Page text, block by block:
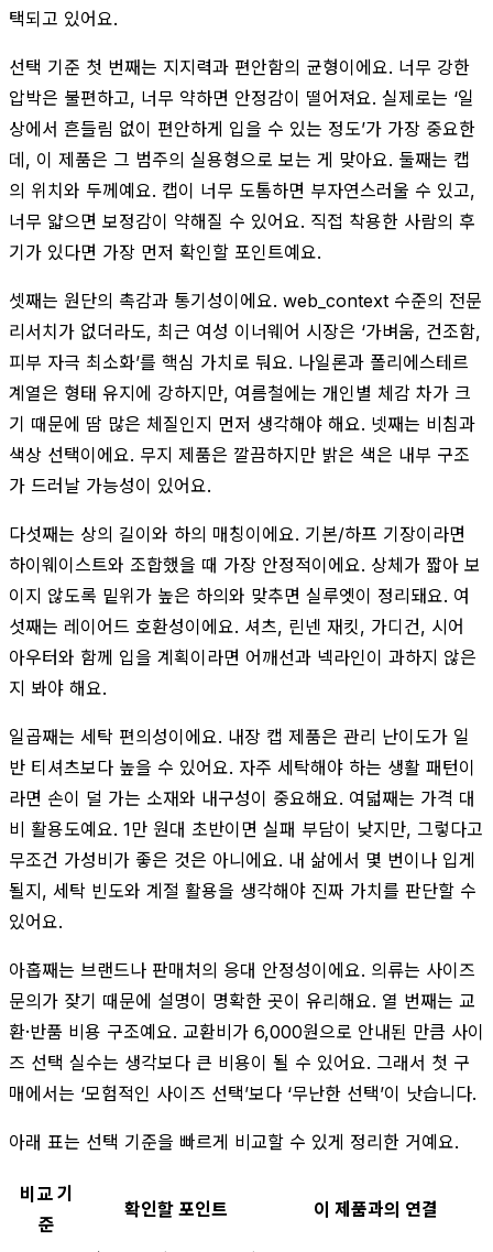
택되고 있어요.
선택 기준 첫 번째는 지지력과 편안함의 균형이에요. 너무 강한
압박은 불편하고, 너무 약하면 안정감이 떨어져요. 실제로는 ‘일
상에서 흔들림 없이 편안하게 입을 수 있는 정도’가 가장 중요한
데, 이 제품은 그 범주의 실용형으로 보는 게 맞아요. 둘째는 캡
의 위치와 두께예요. 캡이 너무 도톰하면 부자연스러울 수 있고,
너무 얇으면 보정감이 약해질 수 있어요. 직접 착용한 사람의 후
기가 있다면 가장 먼저 확인할 포인트예요.
셋째는 원단의 촉감과 통기성이에요. web_context 수준의 전문
리서치가 없더라도, 최근 여성 이너웨어 시장은 ‘가벼움, 건조함,
피부 자극 최소화’를 핵심 가치로 둬요. 나일론과 폴리에스테르
계열은 형태 유지에 강하지만, 여름철에는 개인별 체감 차가 크
기 때문에 땀 많은 체질인지 먼저 생각해야 해요. 넷째는 비침과
색상 선택이에요. 무지 제품은 깔끔하지만 밝은 색은 내부 구조
가 드러날 가능성이 있어요.
다섯째는 상의 길이와 하의 매칭이에요. 기본/하프 기장이라면
하이웨이스트와 조합했을 때 가장 안정적이에요. 상체가 짧아 보
이지 않도록 밑위가 높은 하의와 맞추면 실루엣이 정리돼요. 여
섯째는 레이어드 호환성이에요. 셔츠, 린넨 재킷, 가디건, 시어
아우터와 함께 입을 계획이라면 어깨선과 넥라인이 과하지 않은
지 봐야 해요.
일곱째는 세탁 편의성이에요. 내장 캡 제품은 관리 난이도가 일
반 티셔츠보다 높을 수 있어요. 자주 세탁해야 하는 생활 패턴이
라면 손이 덜 가는 소재와 내구성이 중요해요. 여덟째는 가격 대
비 활용도예요. 1만 원대 초반이면 실패 부담이 낮지만, 그렇다고
무조건 가성비가 좋은 것은 아니에요. 내 삶에서 몇 번이나 입게
될지, 세탁 빈도와 계절 활용을 생각해야 진짜 가치를 판단할 수
있어요.
아홉째는 브랜드나 판매처의 응대 안정성이에요. 의류는 사이즈
문의가 잦기 때문에 설명이 명확한 곳이 유리해요. 열 번째는 교
환·반품 비용 구조예요. 교환비가 6,000원으로 안내된 만큼 사이
즈 선택 실수는 생각보다 큰 비용이 될 수 있어요. 그래서 첫 구
매에서는 ‘모험적인 사이즈 선택’보다 ‘무난한 선택’이 낫습니다.
아래 표는 선택 기준을 빠르게 비교할 수 있게 정리한 거예요.
비교 기
준
확인할 포인트 이 제품과의 연결